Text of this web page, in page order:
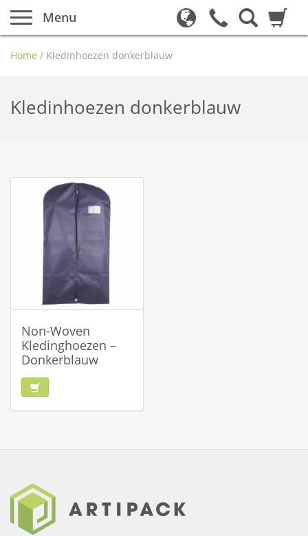
Menu
Home / Kledinhoezen donkerblauw
Kledinhoezen donkerblauw
Non-Woven
Kledinghoezen –
Donkerblauw